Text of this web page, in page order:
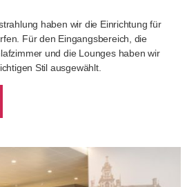
haben wir die Einrichtung für
Für den Eingangsbereich, die
und die Lounges haben wir
Stil ausgewählt.